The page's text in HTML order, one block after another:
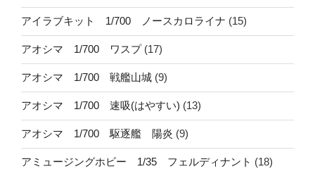
アイラブキット 1/700 ノースカロライナ (15)
アオシマ 1/700 ワスプ(17)
アオシマ 1/700 戦艦山城 (9)
アオシマ 1/700 速吸(はやすい) (13)
アオシマ 1/700 駆逐艦 陽炎 (9)
アミュージングホビー 1/35 フェルディナント (18)